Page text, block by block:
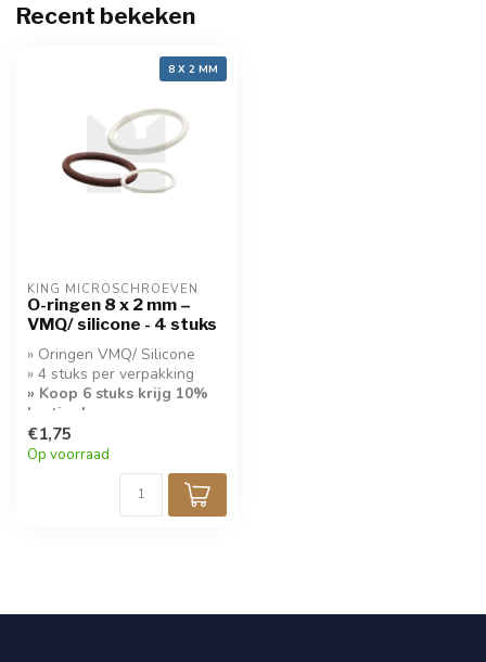
Recent bekeken
8 X 2 MM
KING MICROSCHROEVEN
O-ringen 8 x 2 mm –
VMQ/ silicone - 4 stuks
» Oringen VMQ/ Silicone
» 4 stuks per verpakking
» Koop 6 stuks krijg 10%
korting!
€1,75
Op voorraad